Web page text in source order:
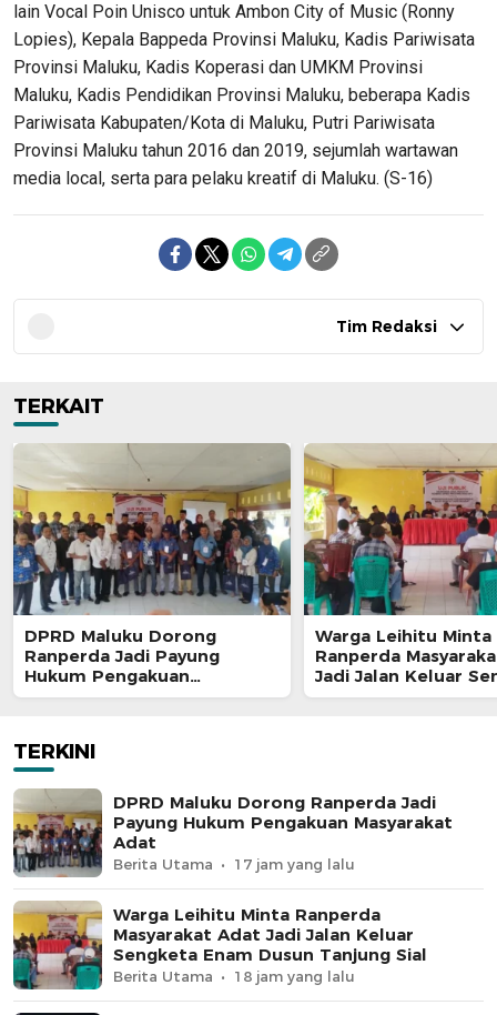
lain Vocal Poin Unisco untuk Ambon City of Music (Ronny
Lopies), Kepala Bappeda Provinsi Maluku, Kadis Pariwisata
Provinsi Maluku, Kadis Koperasi dan UMKM Provinsi
Maluku, Kadis Pendidikan Provinsi Maluku, beberapa Kadis
Pariwisata Kabupaten/Kota di Maluku, Putri Pariwisata
Provinsi Maluku tahun 2016 dan 2019, sejumlah wartawan
media local, serta para pelaku kreatif di Maluku. (S-16)
Tim Redaksi
TERKAIT
DPRD Maluku Dorong
Ranperda Jadi Payung
Hukum Pengakuan
Masyarakat Adat
Warga Leihitu Minta
Ranperda
Jadi Jalan Keluar
Enam Dusun
TERKINI
DPRD Maluku Dorong Ranperda Jadi
Payung Hukum Pengakuan Masyarakat
Adat
Berita Utama 17 jam yang lalu
Warga Leihitu Minta Ranperda
Masyarakat Adat Jadi Jalan Keluar
Sengketa Enam Dusun Tanjung Sial
Berita Utama 18 jam yang lalu